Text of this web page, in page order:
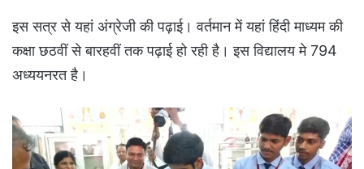
इस सत्र से यहां अंग्रेजी की पढ़ाई। वर्तमान में यहां हिंदी माध्यम की
कक्षा छठवीं से बारहवीं तक पढ़ाई हो रही है। इस विद्यालय मे 794
अध्ययनरत है।